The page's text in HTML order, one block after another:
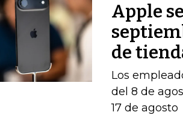
Apple
de
Los
del 8 de
17 de agosto